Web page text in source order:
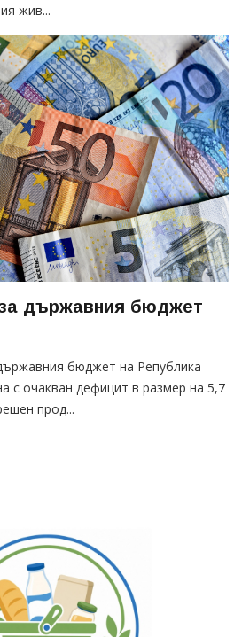
жив...
държавния бюджет
бюджет на Република
с очакван дефицит в размер на 5,7
прод...